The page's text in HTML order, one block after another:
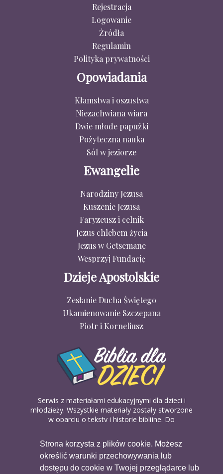
Strona korzysta z plików cookie. Możesz
określić warunki przechowywania lub
dostępu do cookie w Twojej przeglądarce lub
Rejestracja
Logowanie
Źródła
Regulamin
Polityka prywatności
Opowiadania
Kłamstwa i oszustwa
Niezachwiana wiara
Dwie młode papużki
Pożyteczna nauka
Sól w jeziorze
Ewangelie
Narodziny Jezusa
Kuszenie Jezusa
Faryzeusz i celnik
Jezus chlebem życia
Jezus w Getsemane
Wesprzyj Fundację
Dzieje Apostolskie
Zesłanie Ducha Świętego
Ukamienowanie Szczepana
Piotr i Korneliusz
Serwis z materiałami edukacyjnymi dla dzieci i
młodzieży. Wszystkie materiały zostały stworzone
w oparciu o teksty i historie biblijne. Do
biblijnych. Można je pobierać, drukować i
udostępniać bez żadnych opłat. Materiałów
dostępnych na serwisie nie można wykorzystywać
w celach komercyjnych.